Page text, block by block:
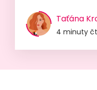
Taťána
4 minuty